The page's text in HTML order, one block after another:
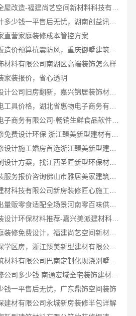
直营家庭装修成本管控方案
巴南免拆模板造价预算抗震防风，重庆御墅建筑材料有限公司
材料有限公司南湖区高端装饰怎么样
家装报价，省心透明
桐乡市室内设计公司旧房翻新，嘉兴锦居装饰材料有限公司
湖北省惠物电子商务有限公司-畅销生鲜食品软件功能
直营住宅装修设计施工婚房首选浙江臻美新型建材有限公司
全包空间定制设计方案，找江西圣匠新型环保材料有限公司
品质装饰家装服务报价咨询佛山市雅居美家建筑装饰工程有限公司
社区整店输出量贩零食适配全场景河南零百味供应链有限公司
嘉兴秀洲家装设计环保材料推荐-嘉兴美派建材科技有限公司
现代简约家庭装修免费设计，福建尚艺空间新材料整体落地
正规装修质保学区房，浙江臻美新型建材有限公司给孩子安心居所
重庆御墅建筑材料有限公司巴南定制化现浇别墅抗震防风
靠谱全屋装修公司多少钱 南通宏域全宅装饰建材有限公司
钱一平售后无忧，广东鼎饰空间装饰
建材有限公司永城新房装修半包详解